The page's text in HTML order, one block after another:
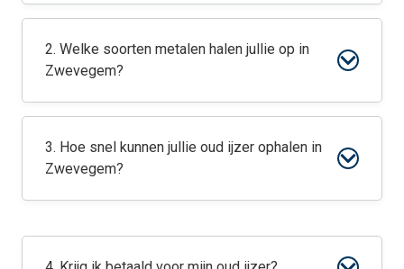
2. Welke soorten metalen halen jullie op in
Zwevegem?
3. Hoe snel kunnen jullie oud ijzer ophalen in
Zwevegem?